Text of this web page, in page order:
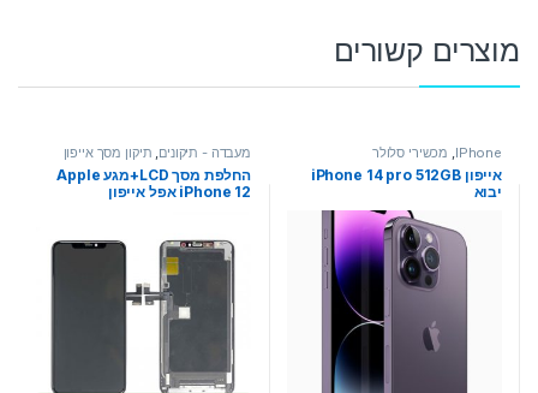
מוצרים קשורים
IPhone
, מכשירי סלולר
אייפון iPhone 14 pro 512GB
יבוא
מעבדה - תיקונים, תיקון מסך אייפון
החלפת מסך LCD+מגע Apple
iPhone 12 אפל אייפון